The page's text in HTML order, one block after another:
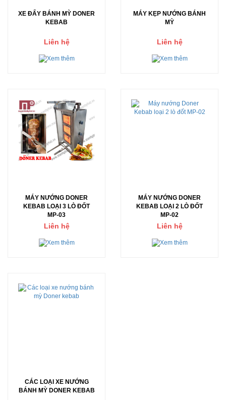
XE ĐẨY BÁNH MỲ DONER
KEBAB
Liên hệ
MÁY KẸP NƯỚNG BÁNH
MỲ
Liên hệ
MÁY NƯỚNG DONER
KEBAB LOẠI 3 LÒ ĐỐT
MP-03
Liên hệ
MÁY NƯỚNG DONER
KEBAB LOẠI 2 LÒ ĐỐT
MP-02
Liên hệ
CÁC LOẠI XE NƯỚNG
BÁNH MỲ DONER KEBAB